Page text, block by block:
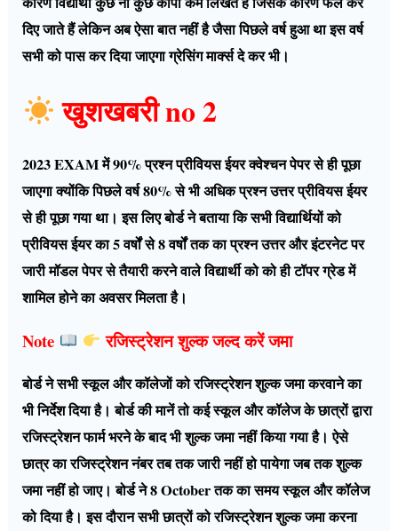
दिए जाते हैं लेकिन अब ऐसा बात नहीं है जैसा पिछले वर्ष हुआ था इस वर्ष
सभी को पास कर दिया जाएगा ग्रेसिंग मार्क्स दे कर भी।
खुशखबरी no 2
2023 EXAM में 90% प्रश्न प्रीवियस ईयर क्वेश्चन पेपर से ही पूछा
जाएगा क्योंकि पिछले वर्ष 80% से भी अधिक प्रश्न उत्तर प्रीवियस ईयर
से ही पूछा गया था। इस लिए बोर्ड ने बताया कि सभी विद्यार्थियों को
प्रीवियस ईयर का 5 वर्षों से 8 वर्षों तक का प्रश्न उत्तर और इंटरनेट पर
जारी मॉडल पेपर से तैयारी करने वाले विद्यार्थी को को ही टॉपर ग्रेड में
शामिल होने का अवसर मिलता है।
Note रजिस्ट्रेशन शुल्क जल्द करें जमा
बोर्ड ने सभी स्कूल और कॉलेजों को रजिस्ट्रेशन शुल्क जमा करवाने का
भी निर्देश दिया है। बोर्ड की मानें तो कई स्कूल और कॉलेज के छात्रों द्वारा
रजिस्ट्रेशन फार्म भरने के बाद भी शुल्क जमा नहीं किया गया है। ऐसे
छात्र का रजिस्ट्रेशन नंबर तब तक जारी नहीं हो पायेगा जब तक शुल्क
जमा नहीं हो जाए। बोर्ड ने 8 October तक का समय स्कूल और कॉलेज
को दिया है। इस दौरान सभी छात्रों को रजिस्ट्रेशन शुल्क जमा करना